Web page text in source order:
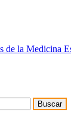
Buscar